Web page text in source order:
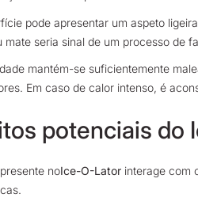
pode apresentar um aspeto
mate seria sinal de um processo de
mantém-se suficientemente
Em caso de calor intenso, é
potenciais do
noIce-O-Lator interage com